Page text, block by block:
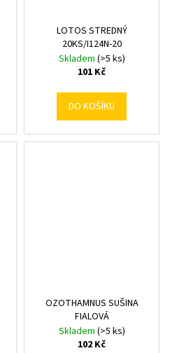
LOTOS STREDNÝ
20KS/I124N-20
Skladem (>5 ks)
101 Kč
DO KOŠÍKU
OZOTHAMNUS SUŠINA
FIALOVÁ
Skladem (>5 ks)
102 Kč